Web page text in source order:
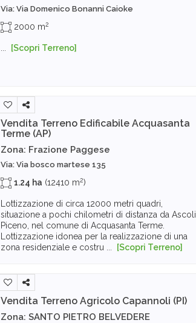
Via: Via Domenico Bonanni Caioke
2000 m2
[Scopri Terreno]
Vendita Terreno Edificabile Acquasanta
Terme (AP)
Zona: Frazione Paggese
Via: Via bosco martese 135
1.24 ha (12410 m2)
Lottizzazione di circa 12000 metri quadri,
situazione a pochi chilometri di distanza da Ascoli
Piceno, nel comune di Acquasanta Terme.
Lottizzazione idonea per la realizzazione di una
zona residenziale e costru ...
[Scopri Terreno]
Vendita Terreno Agricolo Capannoli (PI)
Zona: SANTO PIETRO BELVEDERE